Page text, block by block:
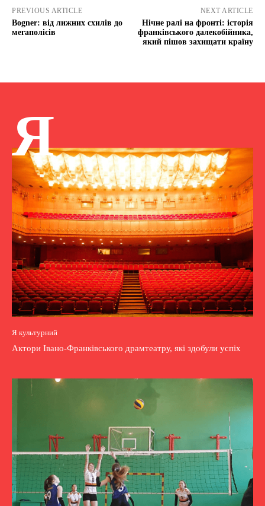
PREVIOUS ARTICLE
Bogner: від лижних схилів до
мегаполісів
NEXT ARTICLE
Нічне ралі на фронті: історія
франківського далекобійника,
який пішов захищати країну
Я
Я культурний
Актори Івано-Франківського драмтеатру, які здобули успіх